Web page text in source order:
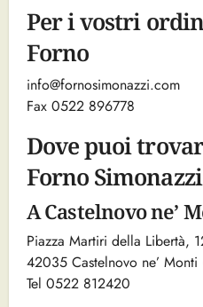
Per i vostri
Forno
info@fornosimonazzi.com
Fax 0522 896778
Dove puoi
Forno Simonazzi
A Castelnovo ne’
Piazza Martiri della Libertà,
42035 Castelnovo ne’ Monti
Tel 0522 812420